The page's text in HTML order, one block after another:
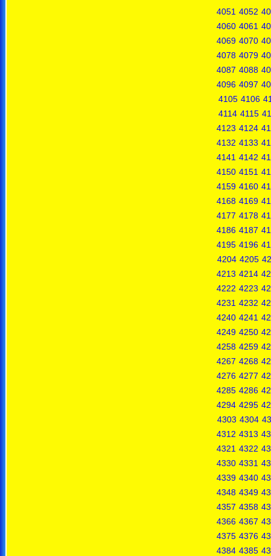
4051 4052
4060 4061
4069 4070
4078 4079
4087 4088
4096 4097
4105 4106
4114 4115
4123 4124
4132 4133
4141 4142
4150 4151
4159 4160
4168 4169
4177 4178
4186 4187
4195 4196
4204 4205
4213 4214
4222 4223
4231 4232
4240 4241
4249 4250
4258 4259
4267 4268
4276 4277
4285 4286
4294 4295
4303 4304
4312 4313
4321 4322
4330 4331
4339 4340
4348 4349
4357 4358
4366 4367
4375 4376
4384 4385